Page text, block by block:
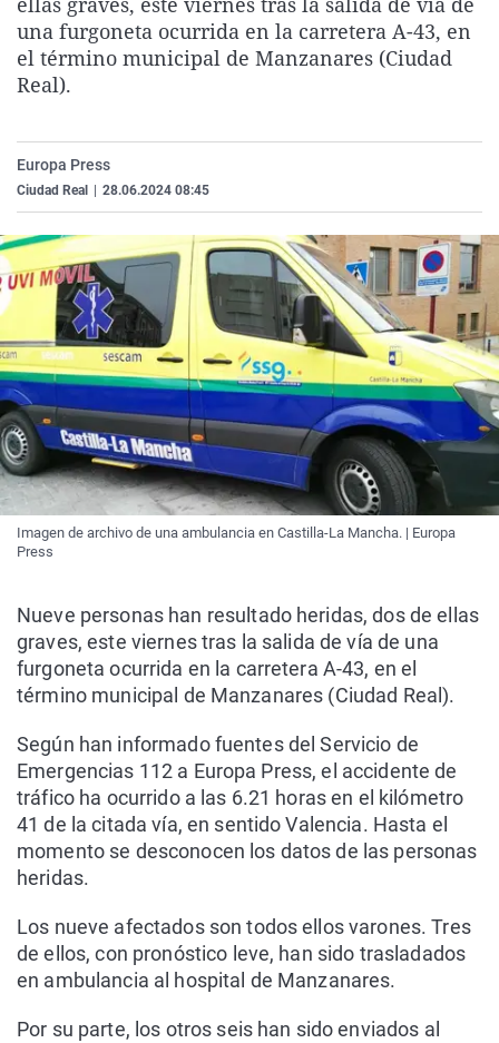
La rosa de los vientos
Gente viajera
Caso
Retornados
Extremadura
Galicia
Virales
Televisión
una furgoneta ocurrida en la carretera A-43, en
el término municipal de Manzanares (Ciudad
Real).
Europa Press
Ciudad Real 28.06.2024 08:45
Imagen de archivo de una ambulancia en Castilla-La Mancha. | Europa
Press
Nueve personas han resultado heridas, dos de ellas
graves, este viernes tras la salida de vía de una
furgoneta ocurrida en la carretera A-43, en el
término municipal de Manzanares (Ciudad Real).
Según han informado fuentes del Servicio de
Emergencias 112 a Europa Press, el accidente de
tráfico ha ocurrido a las 6.21 horas en el kilómetro
41 de la citada vía, en sentido Valencia. Hasta el
momento se desconocen los datos de las personas
heridas.
Los nueve afectados son todos ellos varones. Tres
de ellos, con pronóstico leve, han sido trasladados
en ambulancia al hospital de Manzanares.
Por su parte, los otros seis han sido enviados al